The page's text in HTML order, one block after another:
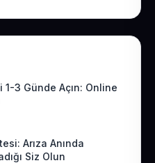
3 Günde Açın: Online
Arıza Anında
Siz Olun